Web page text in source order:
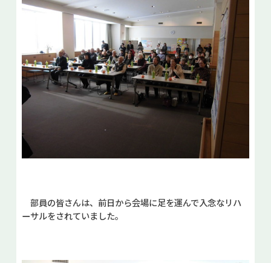
部員の皆さんは、前日から会場に足を運んで入念なリハ
ーサルをされていました。